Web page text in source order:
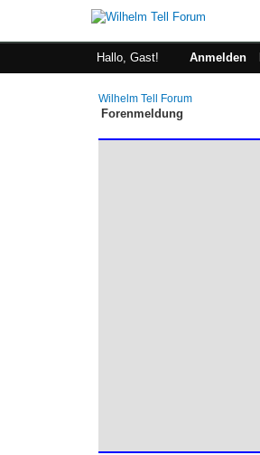
Hallo, Gast! Anmelden
Wilhelm Tell Forum
Forenmeldung